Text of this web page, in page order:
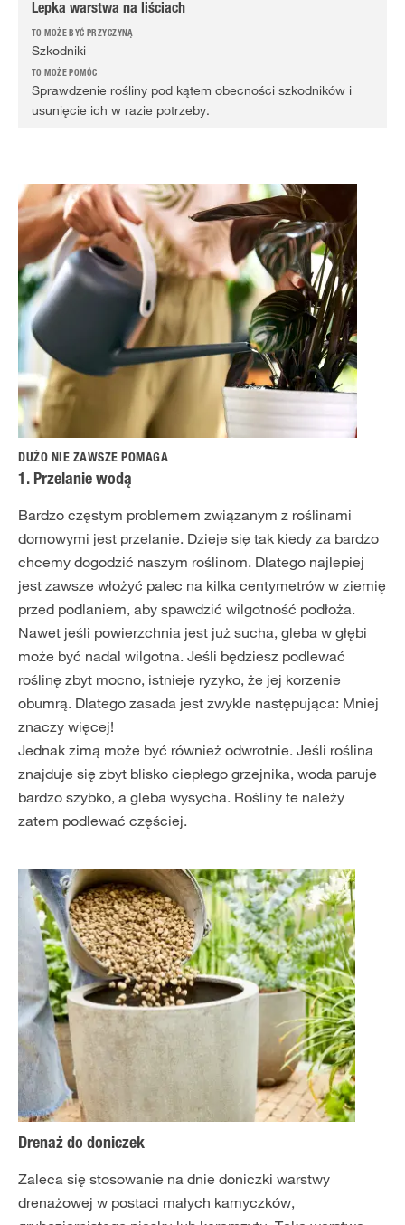
Lepka warstwa na liściach
Szkodniki
Sprawdzenie rośliny pod kątem obecności szkodników i
usunięcie ich w razie potrzeby.
DUŻO NIE ZAWSZE POMAGA
1. Przelanie wodą
Bardzo częstym problemem związanym z roślinami
domowymi jest przelanie. Dzieje się tak kiedy za bardzo
chcemy dogodzić naszym roślinom. Dlatego najlepiej
jest zawsze włożyć palec na kilka centymetrów w ziemię
przed podlaniem, aby spawdzić wilgotność podłoża.
Nawet jeśli powierzchnia jest już sucha, gleba w głębi
może być nadal wilgotna. Jeśli będziesz podlewać
roślinę zbyt mocno, istnieje ryzyko, że jej korzenie
obumrą. Dlatego zasada jest zwykle następująca: Mniej
znaczy więcej!
Jednak zimą może być również odwrotnie. Jeśli roślina
znajduje się zbyt blisko ciepłego grzejnika, woda paruje
bardzo szybko, a gleba wysycha. Rośliny te należy
zatem podlewać częściej.
Drenaż do doniczek
Zaleca się stosowanie na dnie doniczki warstwy
drenażowej w postaci małych kamyczków,